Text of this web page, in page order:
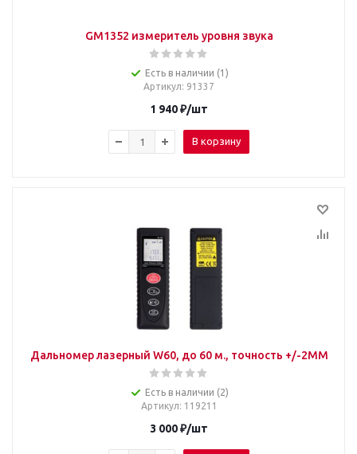
GM1352 измеритель уровня звука
Есть в наличии (1)
Артикул: 91337
1 940₽/шт
В корзину
Дальномер лазерный W60, до 60 м., точность +/-2MM
Есть в наличии (2)
Артикул: 119211
3 000₽/шт